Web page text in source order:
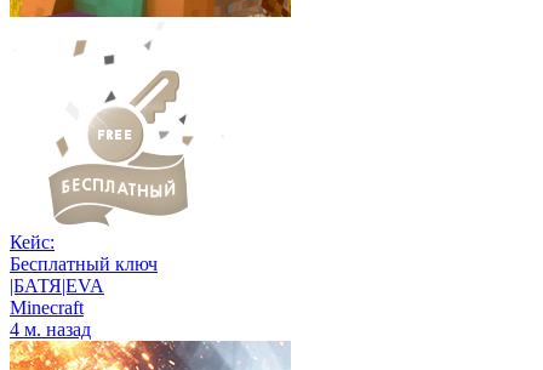
Кейс:
Бесплатный ключ
|БАТЯ|EVA
Minecraft
4 м. назад